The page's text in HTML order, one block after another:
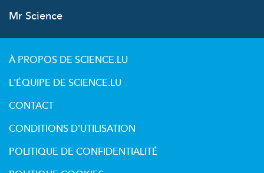
Mr Science
À PROPOS DE SCIENCE.LU
L'ÉQUIPE DE SCIENCE.LU
CONTACT
CONDITIONS D'UTILISATION
POLITIQUE DE CONFIDENTIALITÉ